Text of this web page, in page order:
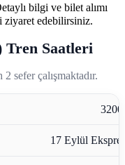
bilgi ve bilet alımı
ziyaret edebilirsiniz.
Tren Saatleri
sefer çalışmaktadır.
17 Eylül